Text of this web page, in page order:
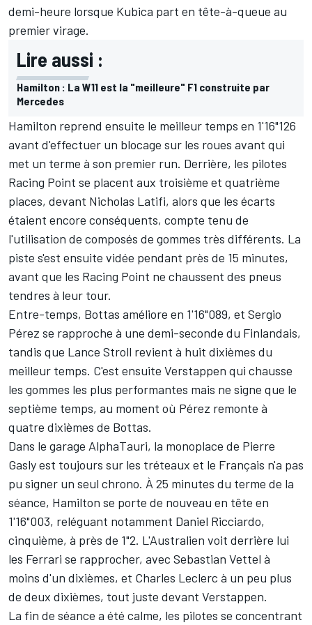
demi-heure lorsque Kubica part en tête-à-queue au
premier virage.
Lire aussi :
Hamilton : La W11 est la "meilleure" F1 construite par
Mercedes
Hamilton reprend ensuite le meilleur temps en 1'16"126
avant d'effectuer un blocage sur les roues avant qui
met un terme à son premier run. Derrière, les pilotes
Racing Point se placent aux troisième et quatrième
places, devant Nicholas Latifi, alors que les écarts
étaient encore conséquents, compte tenu de
l'utilisation de composés de gommes très différents. La
piste s'est ensuite vidée pendant près de 15 minutes,
avant que les Racing Point ne chaussent des pneus
tendres à leur tour.
Entre-temps, Bottas améliore en 1'16"089, et Sergio
Pérez se rapproche à une demi-seconde du Finlandais,
tandis que Lance Stroll revient à huit dixièmes du
meilleur temps. C'est ensuite Verstappen qui chausse
les gommes les plus performantes mais ne signe que le
septième temps, au moment où Pérez remonte à
quatre dixièmes de Bottas.
Dans le garage AlphaTauri, la monoplace de Pierre
Gaslyest toujours sur les tréteaux et le Français n'a pas
pu signer un seul chrono. À 25 minutes du terme de la
séance, Hamilton se porte de nouveau en tête en
1'16"003, reléguant notamment Daniel Ricciardo,
cinquième, à près de 1"2. L'Australien voit derrière lui
les Ferrari se rapprocher, avec Sebastian Vettel à
moins d'un dixièmes, et Charles Leclerc à un peu plus
de deux dixièmes, tout juste devant Verstappen.
La fin de séance a été calme, les pilotes se concentrant